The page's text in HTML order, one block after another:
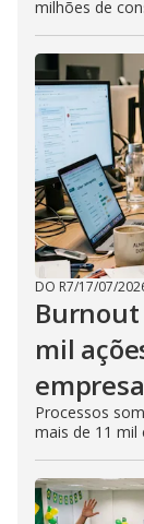
milhões de
DO R7/17/07/
mil
Processos
mais de 11 mil